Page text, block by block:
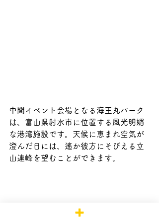
中間イベント会場となる海王丸パーク
は、富山県射水市に位置する風光明媚
な港湾施設です。天候に恵まれ空気が
澄んだ日には、遙か彼方にそびえる立
山連峰を望むことができます。